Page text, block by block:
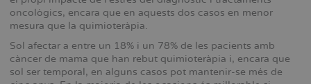
oncològics, encara que en aquests dos casos en menor
mesura que la quimioteràpia.
Sol afectar a entre un 18% i un 78% de les pacients amb
càncer de mama que han rebut quimioteràpia i, encara que
sol ser temporal, en alguns casos pot mantenir-se més de